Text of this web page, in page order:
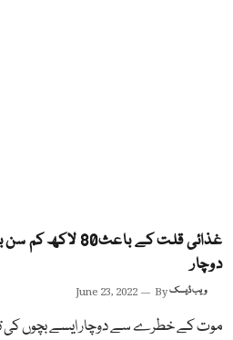
غذائی قلت کے
دوچار
June 23, 2022 Byویب ڈیسک
موت کے خطرے سے دوچار ایسے بچوں کی